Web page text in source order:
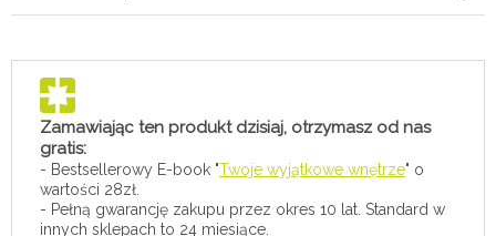
Zamawiając ten produkt dzisiaj, otrzymasz od nas
gratis:
- Bestsellerowy E-book "Twoje wyjątkowe wnętrze" o
wartości 28zł.
- Pełną gwarancję zakupu przez okres 10 lat. Standard w
innych sklepach to 24 miesiące.